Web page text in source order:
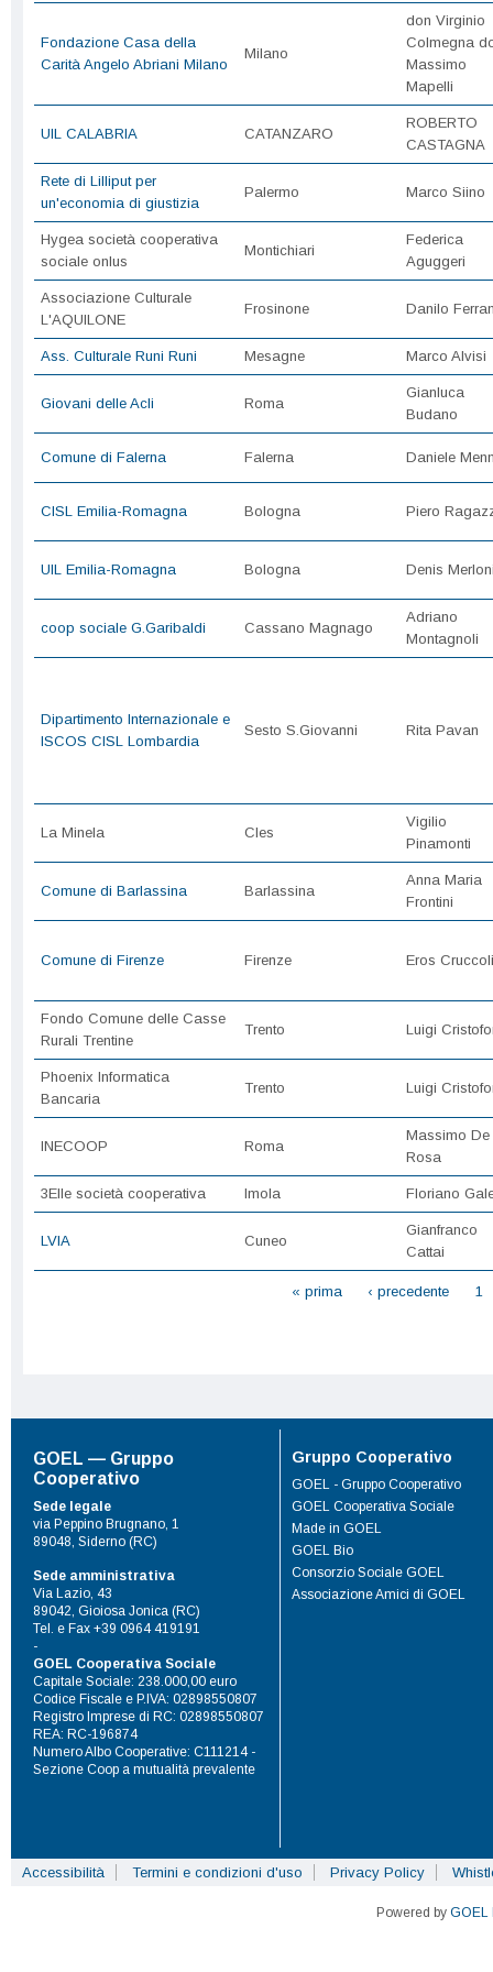
Fondazione Casa della
Carità Angelo Abriani Milano
Milano
don Virginio
Colmegna
Massimo
Mapelli
UIL CALABRIA CATANZARO
ROBERTO
CASTAGNA
Rete di Lilliput per
un'economia di giustizia
Palermo Marco Siino
Hygea società cooperativa
sociale onlus
Montichiari
Federica
Aguggeri
Associazione Culturale
L'AQUILONE
Frosinone Danilo
Ass. Culturale Runi Runi Mesagne Marco Alvisi
Giovani delle Acli Roma
Gianluca
Budano
Comune di Falerna Falerna Daniele
CISL Emilia-Romagna Bologna Piero
UIL Emilia-Romagna Bologna Denis
coop sociale G.Garibaldi Cassano Magnago
Adriano
Montagnoli
Dipartimento Internazionale e
ISCOS CISL Lombardia
Sesto S.Giovanni Rita Pavan
La Minela Cles
Vigilio
Pinamonti
Comune di Barlassina Barlassina
Anna Maria
Frontini
Comune di Firenze Firenze Eros
Fondo Comune delle Casse
Rurali Trentine
Trento Luigi
Phoenix Informatica
Bancaria
Trento Luigi
INECOOP Roma
Massimo De
Rosa
3Elle società cooperativa Imola Floriano
LVIA Cuneo
Gianfranco
Cattai
« prima ‹ precedente 1
GOEL — Gruppo
Cooperativo
Sede legale
via Peppino Brugnano, 1
89048, Siderno (RC)
Sede amministrativa
Via Lazio, 43
89042, Gioiosa Jonica (RC)
Tel. e Fax +39 0964 419191
-
GOEL Cooperativa Sociale
Capitale Sociale: 238.000,00 euro
Codice Fiscale e P.IVA: 02898550807
Registro Imprese di RC: 02898550807
REA: RC-196874
Numero Albo Cooperative: C111214 -
Sezione Coop a mutualità prevalente
Gruppo Cooperativo
GOEL - Gruppo Cooperativo
GOEL Cooperativa Sociale
Made in GOEL
GOEL Bio
Consorzio Sociale GOEL
Associazione Amici di GOEL
Accessibilità Termini e condizioni d'uso Privacy Policy
Powered by GOEL